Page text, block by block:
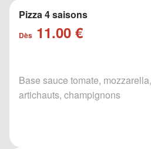
Pizza 4 saisons
Dès 11.00 €
Base sauce tomate,
artichauts, champignons